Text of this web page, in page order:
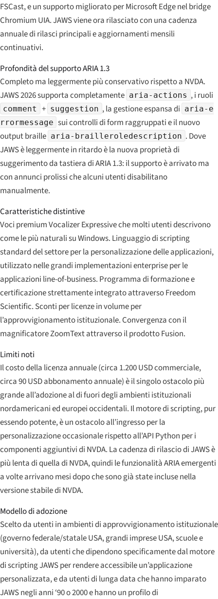
FSCast, e un supporto migliorato per Microsoft Edge nel bridge
Chromium UIA. JAWS viene ora rilasciato con una cadenza
annuale di rilasci principali e aggiornamenti mensili
continuativi.
Profondità del supporto ARIA 1.3
Completo ma leggermente più conservativo rispetto a NVDA.
JAWS 2026 supporta completamente aria-actions , i ruoli
comment + suggestion , la gestione espansa di aria-e
rrormessage sui controlli di form raggruppati e il nuovo
output braille aria-brailleroledescription . Dove
JAWS è leggermente in ritardo è la nuova proprietà di
suggerimento da tastiera di ARIA 1.3: il supporto è arrivato ma
con annunci prolissi che alcuni utenti disabilitano
manualmente.
Caratteristiche distintive
Voci premium Vocalizer Expressive che molti utenti descrivono
come le più naturali su Windows. Linguaggio di scripting
standard del settore per la personalizzazione delle applicazioni,
utilizzato nelle grandi implementazioni enterprise per le
applicazioni line-of-business. Programma di formazione e
certificazione strettamente integrato attraverso Freedom
Scientific. Sconti per licenze in volume per
l’approvvigionamento istituzionale. Convergenza con il
magnificatore ZoomText attraverso il prodotto Fusion.
Limiti noti
Il costo della licenza annuale (circa 1.200 USD commerciale,
circa 90 USD abbonamento annuale) è il singolo ostacolo più
grande all’adozione al di fuori degli ambienti istituzionali
nordamericani ed europei occidentali. Il motore di scripting, pur
essendo potente, è un ostacolo all’ingresso per la
personalizzazione occasionale rispetto all’API Python per i
componenti aggiuntivi di NVDA. La cadenza di rilascio di JAWS è
più lenta di quella di NVDA, quindi le funzionalità ARIA emergenti
a volte arrivano mesi dopo che sono già state incluse nella
versione stabile di NVDA.
Modello di adozione
Scelto da utenti in ambienti di approvvigionamento istituzionale
(governo federale/statale USA, grandi imprese USA, scuole e
università), da utenti che dipendono specificamente dal motore
di scripting JAWS per rendere accessibile un’applicazione
personalizzata, e da utenti di lunga data che hanno imparato
JAWS negli anni ‘90 o 2000 e hanno un profilo di